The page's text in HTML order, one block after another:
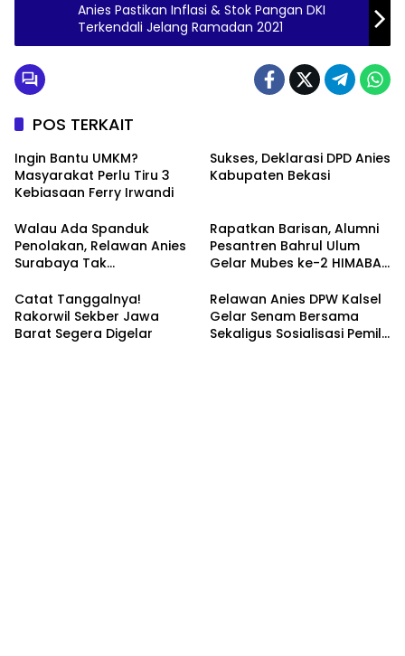
Anies Pastikan Inflasi & Stok Pangan DKI
Terkendali Jelang Ramadan 2021
POS TERKAIT
Ingin Bantu UMKM?
Masyarakat Perlu Tiru 3
Kebiasaan Ferry Irwandi
Sukses, Deklarasi DPD Anies
Kabupaten Bekasi
Walau Ada Spanduk
Penolakan, Relawan Anies
Surabaya Tak
Rapatkan Barisan, Alumni
Pesantren Bahrul Ulum
Gelar Mubes ke-2 HIMABAS
Semarang
Catat Tanggalnya!
Rakorwil Sekber Jawa
Barat Segera Digelar
Relawan Anies DPW Kalsel
Gelar Senam Bersama
Sekaligus Sosialisasi Pemilu